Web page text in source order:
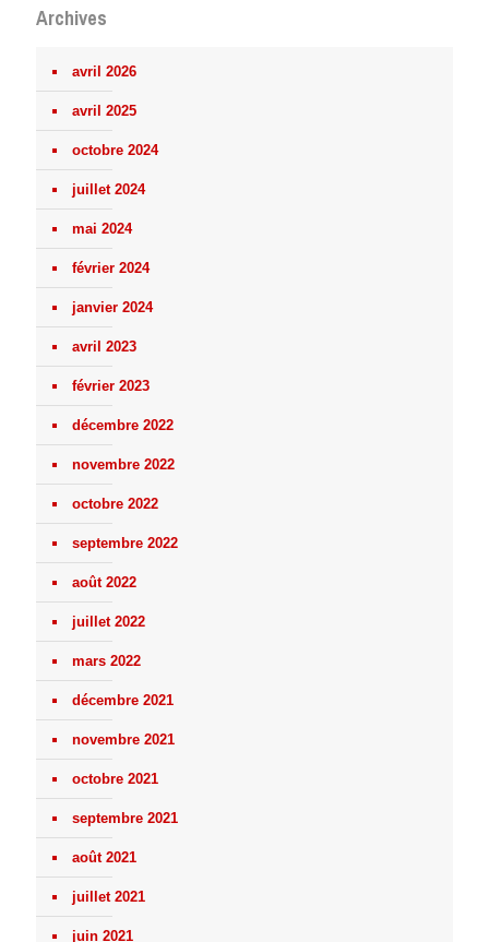
Archives
avril 2026
avril 2025
octobre 2024
juillet 2024
mai 2024
février 2024
janvier 2024
avril 2023
février 2023
décembre 2022
novembre 2022
octobre 2022
septembre 2022
août 2022
juillet 2022
mars 2022
décembre 2021
novembre 2021
octobre 2021
septembre 2021
août 2021
juillet 2021
juin 2021